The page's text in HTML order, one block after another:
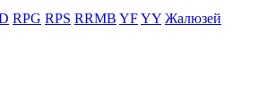
RPG RPS RRMB YFYY Жалюзей